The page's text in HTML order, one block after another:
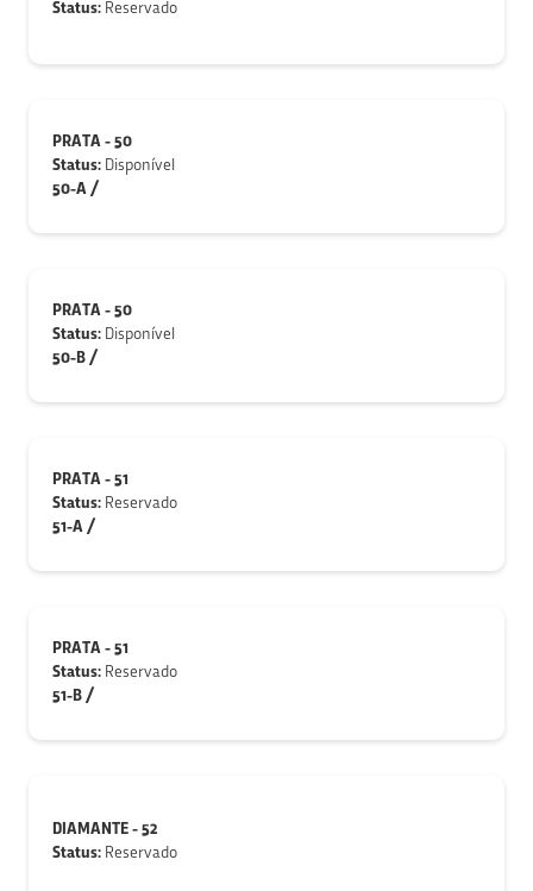
Status: Reservado
PRATA - 50
Status: Disponível
50-A /
PRATA - 50
Status: Disponível
50-B /
PRATA - 51
Status: Reservado
51-A /
PRATA - 51
Status: Reservado
51-B /
DIAMANTE - 52
Status: Reservado